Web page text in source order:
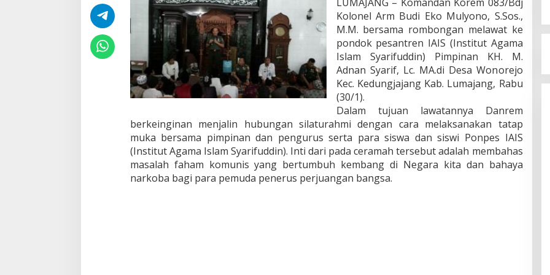
u
n
g
i
P
o
n
e
I
A
I
S
L
u
Kolonel Arm Budi Eko Mulyono, S.Sos.,
M.M. bersama rombongan melawat ke
pondok pesantren IAIS (Institut Agama
Islam Syarifuddin) Pimpinan KH. M.
Adnan Syarif, Lc. MA.di Desa Wonorejo
Kec. Kedungjajang Kab. Lumajang, Rabu
(30/1).
Dalam tujuan lawatannya Danrem
berkeinginan menjalin hubungan silaturahmi dengan cara melaksanakan tatap
muka bersama pimpinan dan pengurus serta para siswa dan siswi Ponpes IAIS
(Institut Agama Islam Syarifuddin). Inti dari pada ceramah tersebut adalah membahas
masalah faham komunis yang bertumbuh kembang di Negara kita dan bahaya
narkoba bagi para pemuda penerus perjuangan bangsa.